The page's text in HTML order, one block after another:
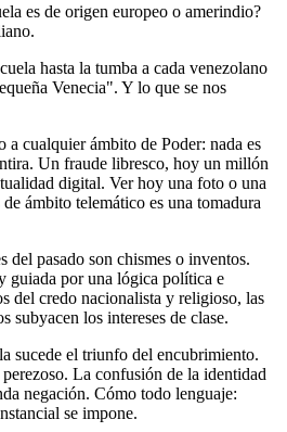
es de origen europeo o amerindio?
hasta la tumba a cada venezolano
Venecia". Y lo que se nos
cualquier ámbito de Poder: nada es
Un fraude libresco, hoy un millón
digital. Ver hoy una foto o una
ámbito telemático es una tomadura
del pasado son chismes o inventos.
guiada por una lógica política e
del credo nacionalista y religioso, las
subyacen los intereses de clase.
sucede el triunfo del encubrimiento.
La confusión de la identidad
negación. Cómo todo lenguaje:
se impone.